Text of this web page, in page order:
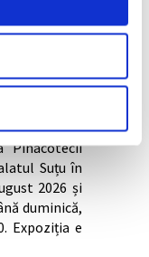
și
la
Pinacotecii
Suțu în
2026 și
duminică,
Expoziția e